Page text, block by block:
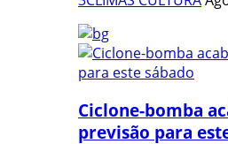
Ciclone-bomba
previsão para